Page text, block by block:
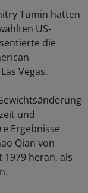
Tumin hatten
US-
die
Vegas.
und
Ergebnisse
Qian von
heran, als